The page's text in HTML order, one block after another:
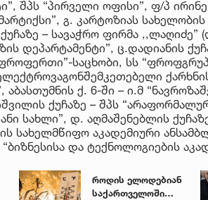
შპს “პირველი ოფისი”, ფ/პ
გ. კარტოზიას
– სავაჭრო ფირმა ,,ლაღიძე”
დეპარტამენტი”, ც.დადიანის
საცხობი, სს
აბასთუმნის ქ. 6-ში – ი.მ
ქუჩაზე – შპს
სახლი”, დ. აღმაშენებლის
სახელმწიფო აკადემიური
და ტექნოლოგიების
როდის ელოდებიან
საქართველოში